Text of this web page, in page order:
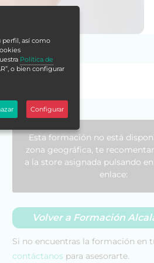
Esta formación no está
zona geográfica, te
a la store asignada pulsando
enlace:
Volver a Formación
Si no encuentras la formación en
contáctanos para asesorarte.
perfil, así como
Política de
o bien configurar
Configurar